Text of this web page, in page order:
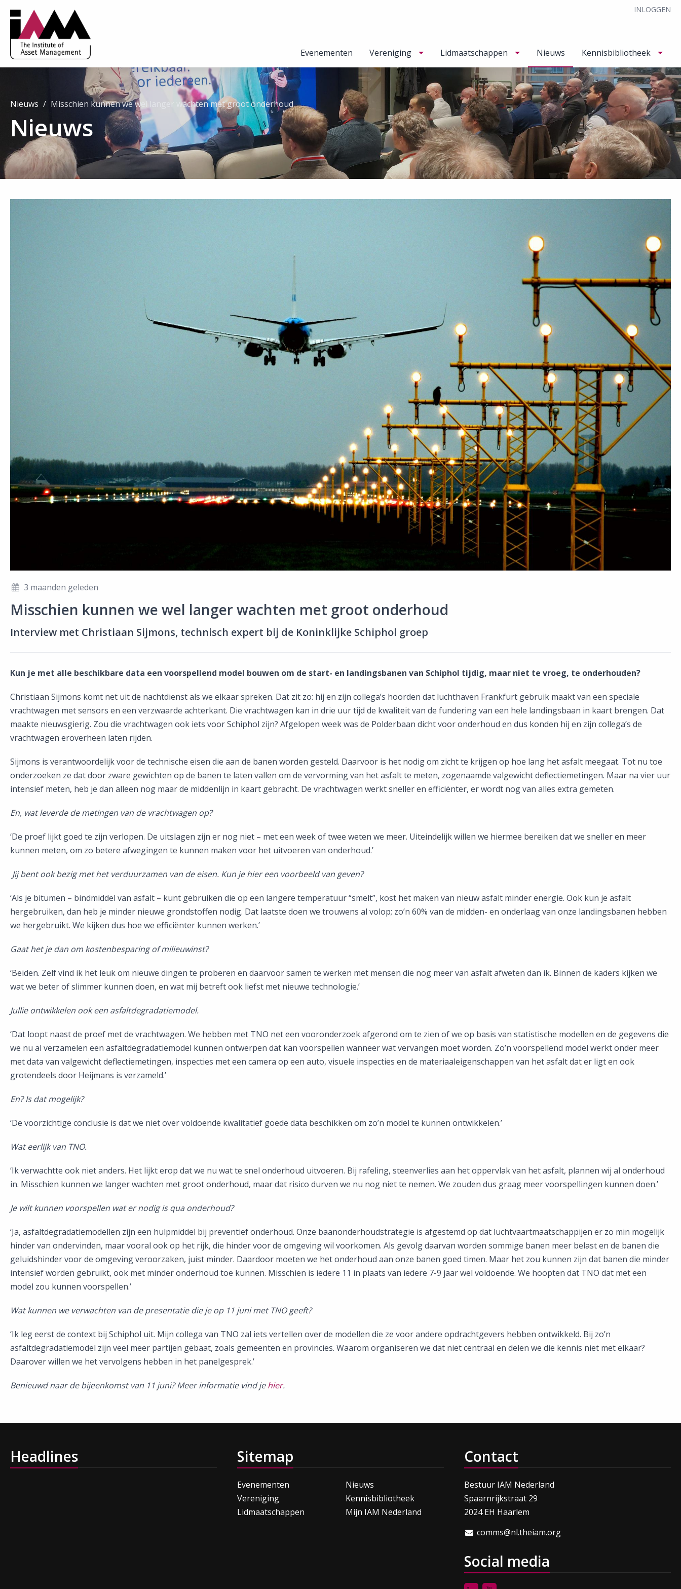
INLOGGEN
Evenementen Vereniging Lidmaatschappen Nieuws Kennisbibliotheek
Nieuws Misschien kunnen we wel langer wachten met groot onderhoud
Nieuws
3 maanden geleden
Misschien kunnen we wel langer wachten met groot onderhoud
Interview met Christiaan Sijmons, technisch expert bij de Koninklijke Schiphol groep
Kun je met alle beschikbare data een voorspellend model bouwen om de start- en landingsbanen van Schiphol tijdig, maar niet te vroeg, te onderhouden?
Christiaan Sijmons komt net uit de nachtdienst als we elkaar spreken. Dat zit zo: hij en zijn collega’s hoorden dat luchthaven Frankfurt gebruik maakt van een speciale
vrachtwagen met sensors en een verzwaarde achterkant. Die vrachtwagen kan in drie uur tijd de kwaliteit van de fundering van een hele landingsbaan in kaart brengen. Dat
maakte nieuwsgierig. Zou die vrachtwagen ook iets voor Schiphol zijn? Afgelopen week was de Polderbaan dicht voor onderhoud en dus konden hij en zijn collega’s de
vrachtwagen eroverheen laten rijden.
Sijmons is verantwoordelijk voor de technische eisen die aan de banen worden gesteld. Daarvoor is het nodig om zicht te krijgen op hoe lang het asfalt meegaat. Tot nu toe
onderzoeken ze dat door zware gewichten op de banen te laten vallen om de vervorming van het asfalt te meten, zogenaamde valgewicht deflectiemetingen. Maar na vier uur
intensief meten, heb je dan alleen nog maar de middenlijn in kaart gebracht. De vrachtwagen werkt sneller en efficiënter, er wordt nog van alles extra gemeten.
En, wat leverde de metingen van de vrachtwagen op?
‘De proef lijkt goed te zijn verlopen. De uitslagen zijn er nog niet – met een week of twee weten we meer. Uiteindelijk willen we hiermee bereiken dat we sneller en meer
kunnen meten, om zo betere afwegingen te kunnen maken voor het uitvoeren van onderhoud.’
Jij bent ook bezig met het verduurzamen van de eisen. Kun je hier een voorbeeld van geven?
‘Als je bitumen – bindmiddel van asfalt – kunt gebruiken die op een langere temperatuur “smelt”, kost het maken van nieuw asfalt minder energie. Ook kun je asfalt
hergebruiken, dan heb je minder nieuwe grondstoffen nodig. Dat laatste doen we trouwens al volop; zo’n 60% van de midden- en onderlaag van onze landingsbanen hebben
we hergebruikt. We kijken dus hoe we efficiënter kunnen werken.’
Gaat het je dan om kostenbesparing of milieuwinst?
‘Beiden. Zelf vind ik het leuk om nieuwe dingen te proberen en daarvoor samen te werken met mensen die nog meer van asfalt afweten dan ik. Binnen de kaders kijken we
wat we beter of slimmer kunnen doen, en wat mij betreft ook liefst met nieuwe technologie.’
Jullie ontwikkelen ook een asfaltdegradatiemodel.
‘Dat loopt naast de proef met de vrachtwagen. We hebben met TNO net een vooronderzoek afgerond om te zien of we op basis van statistische modellen en de gegevens die
we nu al verzamelen een asfaltdegradatiemodel kunnen ontwerpen dat kan voorspellen wanneer wat vervangen moet worden. Zo’n voorspellend model werkt onder meer
met data van valgewicht deflectiemetingen, inspecties met een camera op een auto, visuele inspecties en de materiaaleigenschappen van het asfalt dat er ligt en ook
grotendeels door Heijmans is verzameld.’
En? Is dat mogelijk?
‘De voorzichtige conclusie is dat we niet over voldoende kwalitatief goede data beschikken om zo’n model te kunnen ontwikkelen.’
Wat eerlijk van TNO.
‘Ik verwachtte ook niet anders. Het lijkt erop dat we nu wat te snel onderhoud uitvoeren. Bij rafeling, steenverlies aan het oppervlak van het asfalt, plannen wij al onderhoud
in. Misschien kunnen we langer wachten met groot onderhoud, maar dat risico durven we nu nog niet te nemen. We zouden dus graag meer voorspellingen kunnen doen.’
Je wilt kunnen voorspellen wat er nodig is qua onderhoud?
‘Ja, asfaltdegradatiemodellen zijn een hulpmiddel bij preventief onderhoud. Onze baanonderhoudstrategie is afgestemd op dat luchtvaartmaatschappijen er zo min mogelijk
hinder van ondervinden, maar vooral ook op het rijk, die hinder voor de omgeving wil voorkomen. Als gevolg daarvan worden sommige banen meer belast en de banen die
geluidshinder voor de omgeving veroorzaken, juist minder. Daardoor moeten we het onderhoud aan onze banen goed timen. Maar het zou kunnen zijn dat banen die minder
intensief worden gebruikt, ook met minder onderhoud toe kunnen. Misschien is iedere 11 in plaats van iedere 7-9 jaar wel voldoende. We hoopten dat TNO dat met een
model zou kunnen voorspellen.’
Wat kunnen we verwachten van de presentatie die je op 11 juni met TNO geeft?
‘Ik leg eerst de context bij Schiphol uit. Mijn collega van TNO zal iets vertellen over de modellen die ze voor andere opdrachtgevers hebben ontwikkeld. Bij zo’n
asfaltdegradatiemodel zijn veel meer partijen gebaat, zoals gemeenten en provincies. Waarom organiseren we dat niet centraal en delen we die kennis niet met elkaar?
Daarover willen we het vervolgens hebben in het panelgesprek.’
Benieuwd naar de bijeenkomst van 11 juni? Meer informatie vind jehier.
Headlines Sitemap
Evenementen
Vereniging
Lidmaatschappen
Nieuws
Kennisbibliotheek
Mijn IAM Nederland
Contact
Bestuur IAM Nederland
Spaarnrijkstraat 29
2024 EH Haarlem
comms@nl.theiam.org
Social media